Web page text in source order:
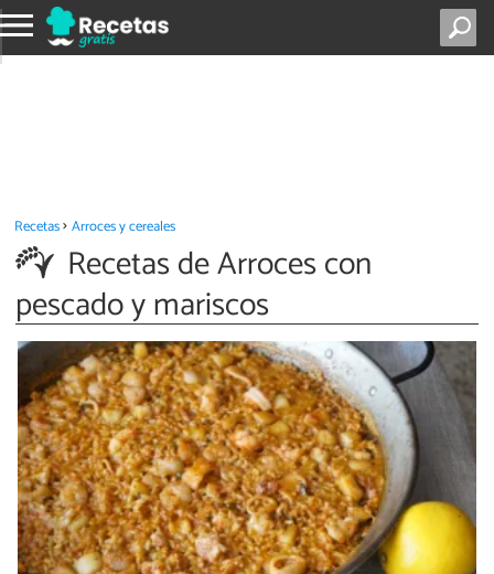
Recetas Arroces y cereales
Recetas de Arroces con
pescado y mariscos